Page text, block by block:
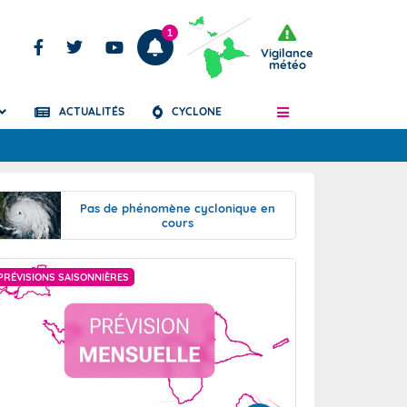
Articles
1
Vigilance
météo
ACTUALITÉS CYCLONE
Pas de phénomène cyclonique en
cours
SAISONNIÈRES